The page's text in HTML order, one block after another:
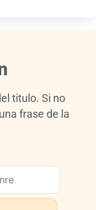
titulo. Si no
frase de la